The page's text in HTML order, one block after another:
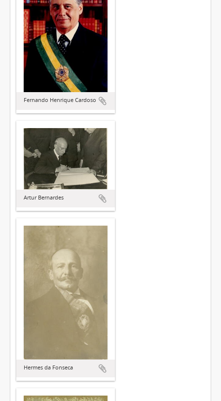
Fernando Henrique Cardoso
Artur Bernardes
Hermes da Fonseca